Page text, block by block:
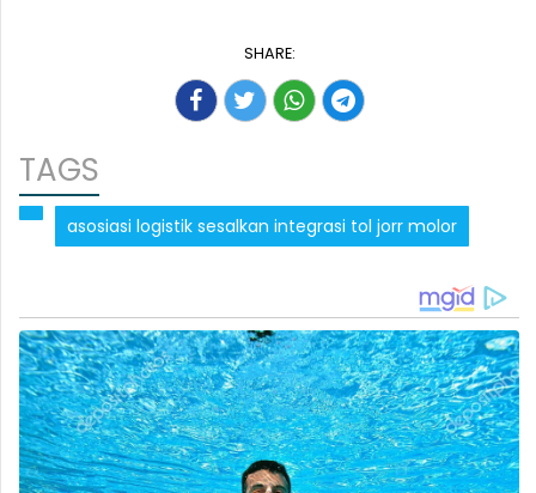
SHARE:
TAGS
asosiasi logistik sesalkan integrasi tol jorr molor